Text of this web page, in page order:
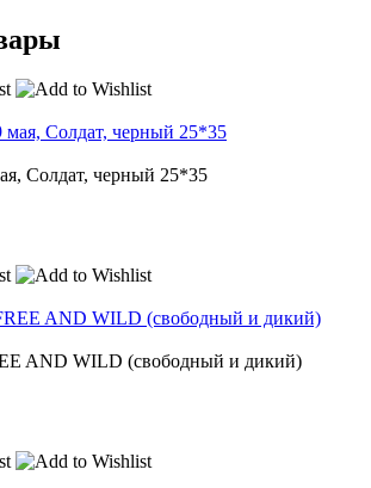
Солдат, черный 25*35
AND WILD (свободный и дикий)